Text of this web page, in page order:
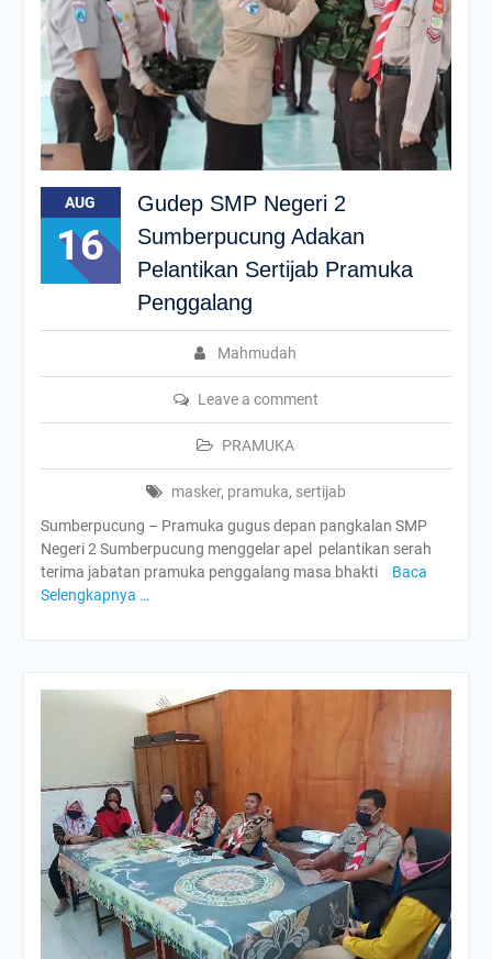
AUG
16
Gudep SMP Negeri 2
Sumberpucung Adakan
Pelantikan Sertijab Pramuka
Penggalang
Mahmudah
Leave a comment
PRAMUKA
masker, pramuka, sertijab
Sumberpucung – Pramuka gugus depan pangkalan SMP
Negeri 2 Sumberpucung menggelar apel pelantikan serah
terima jabatan pramuka penggalang masa bhakti
Baca
Selengkapnya …